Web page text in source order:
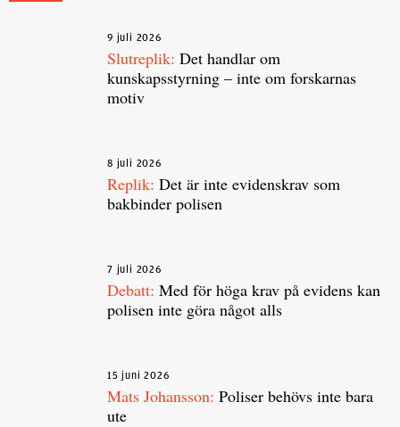
9 juli 2026
Slutreplik: Det handlar om
kunskapsstyrning – inte om forskarnas
motiv
8 juli 2026
Replik: Det är inte evidenskrav som
bakbinder polisen
7 juli 2026
Debatt: Med för höga krav på evidens kan
polisen inte göra något alls
15 juni 2026
Mats Johansson: Poliser behövs inte bara
ute